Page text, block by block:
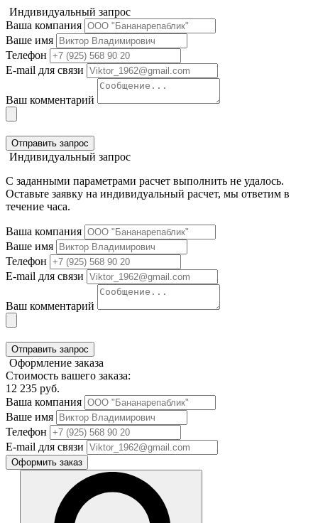
Индивидуальный запрос
Ваша компания
Ваше имя
Телефон
E-mail для связи
Ваш комментарий
Отправить запрос
Индивидуальный запрос
С заданными параметрами расчет выполнить не удалось.
Оставьте заявку на индивидуальный расчет, мы ответим в
течение часа.
Ваша компания
Ваше имя
Телефон
E-mail для связи
Ваш комментарий
Отправить запрос
Оформление заказа
Стоимость вашего заказа:
12 235 руб.
Ваша компания
Ваше имя
Телефон
E-mail для связи
Оформить заказ